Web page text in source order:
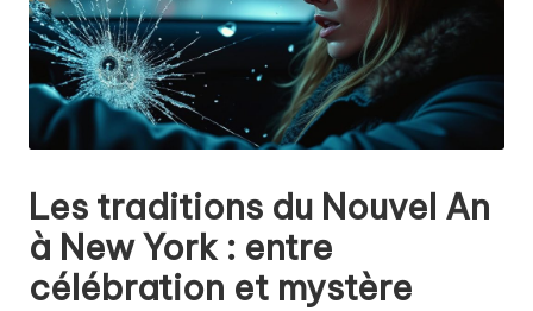
Les traditions du Nouvel An
à New York : entre
célébration et mystère